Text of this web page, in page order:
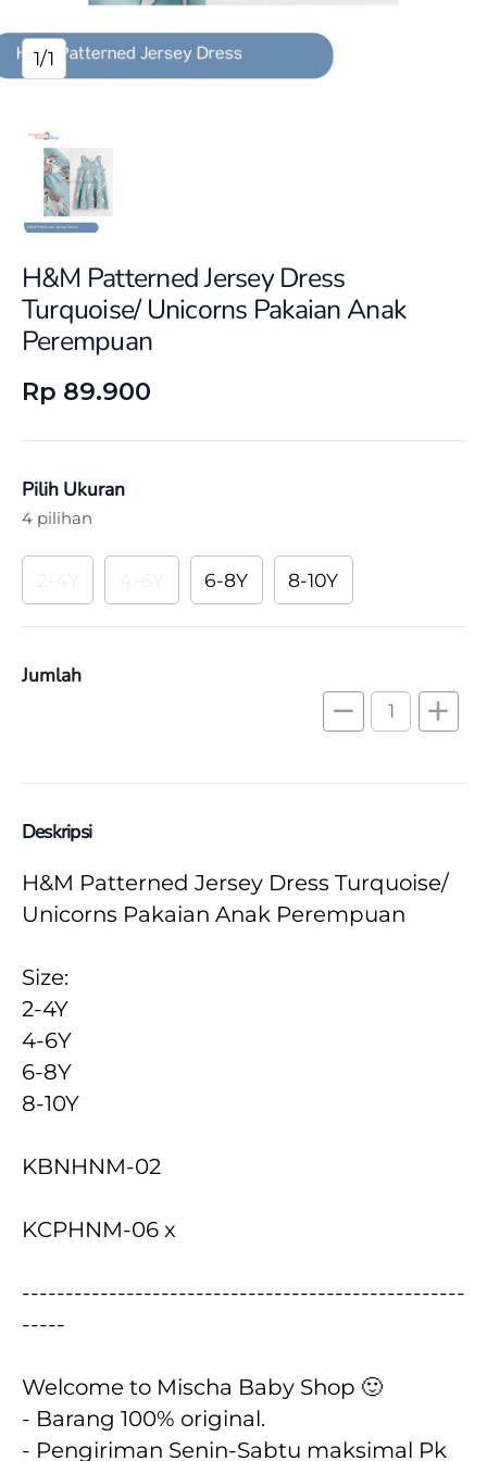
1/1
H&M Patterned Jersey Dress
Turquoise/ Unicorns Pakaian Anak
Perempuan
Rp 89.900
Pilih Ukuran
4 pilihan
6-8Y 8-10Y
Jumlah
remove add
Deskripsi
H&M Patterned Jersey Dress Turquoise/
Unicorns Pakaian Anak Perempuan
Size:
2-4Y
4-6Y
6-8Y
8-10Y
KBNHNM-02
KCPHNM-06 x
---------------------------------------------------
-----
Welcome to Mischa Baby Shop 🙂
- Barang 100% original.
- Pengiriman Senin-Sabtu maksimal Pk